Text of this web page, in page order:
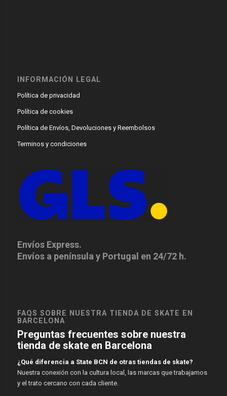
INFORMACIÓN LEGAL
Política de privacidad
Política de cookies
Política de Envíos, Devoluciones y Reembolsos
Terminos y condiciones
Envíos Express.
Envíos a península y Portugal en 24/72 h.
FAQS SOBRE NUESTRA TIENDA DE SKATE EN
BARCELONA
Preguntas frecuentes sobre nuestra
tienda de skate en Barcelona
¿Qué diferencia a State BCN de otras tiendas de skate?
Nuestra conexión con la cultura local, las marcas que trabajamos
y el trato cercano con cada cliente.